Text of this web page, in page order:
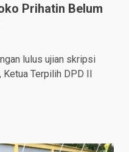
Prihatin Belum
lulus ujian skripsi
Terpilih DPD II